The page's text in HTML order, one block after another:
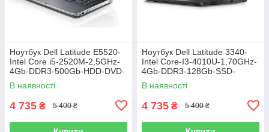
Ноутбук Dell Latitude E5520-
Intel Core i5-2520M-2,5GHz-
4Gb-DDR3-500Gb-HDD-DVD-
R-W15,6-Web-(B)- Б/В
В наявності
4 735 ₴ 5 400 ₴
Ноутбук Dell Latitude 3340-
Intel Core-I3-4010U-1,70GHz-
4Gb-DDR3-128Gb-SSD-
W13.3-Web-(B)-Б/B
В наявності
4 735 ₴ 5 400 ₴